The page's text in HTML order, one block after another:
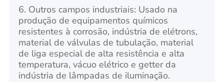
6. Outros campos industriais: Usado na
produção de equipamentos químicos
resistentes à corrosão, indústria de elétrons,
material de válvulas de tubulação, material
de liga especial de alta resistência e alta
temperatura, vácuo elétrico e getter da
indústria de lâmpadas de iluminação.